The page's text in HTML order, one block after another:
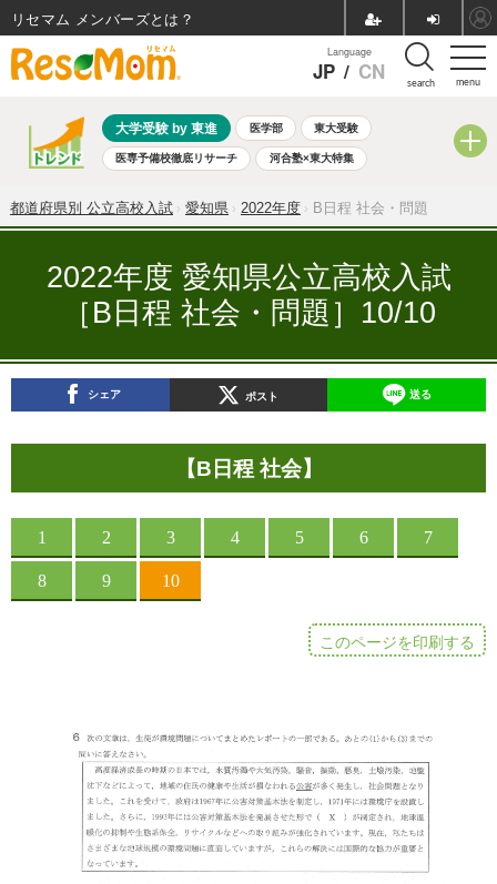
menu
Language
JP / CN search
大学受験 by 東進 医学部 東大受験
医専予備校徹底リサーチ 河合塾×東大特集
共通テスト 夏休み 8月開催学校説明会・相談会
自由研究教材（小学生向け） 自由研究教材（中学生向け）
ランキング
都道府県別 公立高校入試 愛知県 2022年度 B日程 社会・問題
2022年度 愛知県公立高校入試
［B日程 社会・問題］10/10
シェア ポスト 送る
【B日程 社会】
このページを印刷する
リセマム メンバーズ